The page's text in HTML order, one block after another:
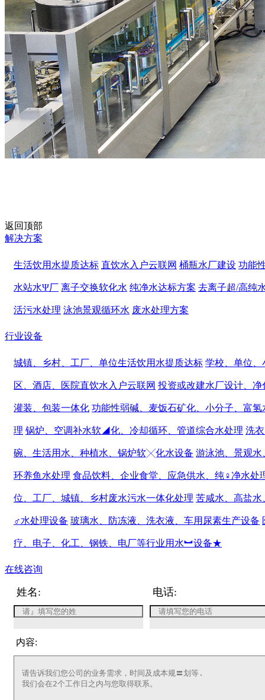
返回顶部
解决方案
生活饮用水提质达标 直饮水入户云联网 桶瓶水厂建设 功能
水站水Ψ厂 离子交换软化水 纯净水达标方案 去离子超/高纯
活污水处理 泳池景观循环水 废水处理方案
行业设备
城镇、乡村、工厂、单位生活饮用水提质达标 学校、单位、
区、酒店、医院直饮水入户云联网 投资或改建水厂设计、净
灌装、包装一体化 功能性弱碱、麦饭石矿化、小分子、富氢
理 锅炉、空调补水软◢化、冷却循环、管道综合水处理 洗
碗、生活用水、种植水、锅炉软╳化水设备 游泳池、景观水
环养鱼水处理 食品饮料、企业食堂、应急供水、纯♀净水处
位、工厂、城镇、乡村废水污水一体化处理 苦咸水、高盐水
♂水处理设备 玻璃水、防冻液、洗衣液、车用尿素生产设备
疗、电子、化工、钢铁、电厂等行业用水︼设备★
在线咨询
姓名: 电话:
内容: